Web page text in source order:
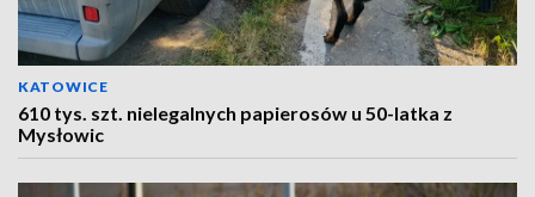
KATOWICE
610 tys. szt. nielegalnych papierosów u 50-latka z
Mysłowic